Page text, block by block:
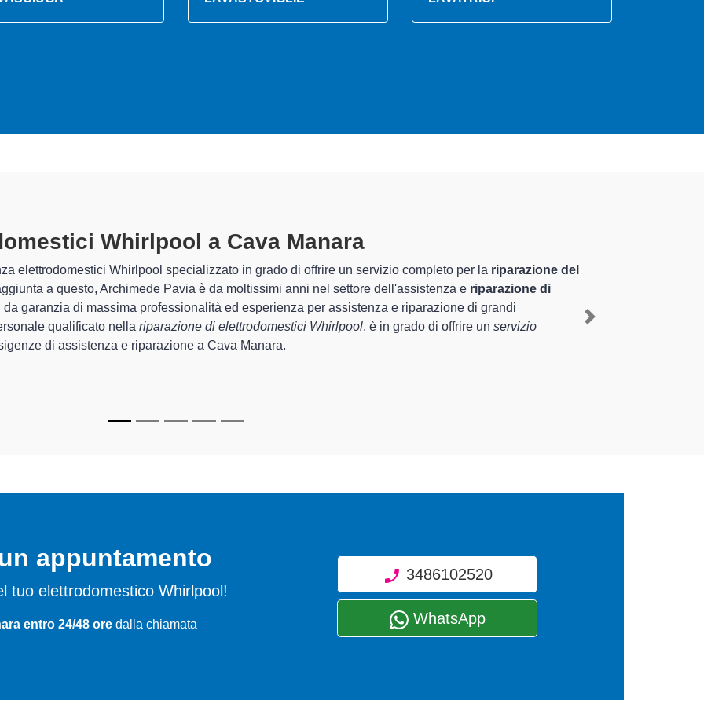
Whirlpool A Cava Manara
Pavia sono in grado di garantire al cliente esperienza pluriennale nel territorio di Cava Manara e provincia
e lariparazione del tuo elettrodomestico Whirlpool a Cava Manara, mediante il ripristino rapido del
di Archimede Pavia sono in grado di fornire interventi di diverse tipologie sugli elettrodomestici da
Next
appuntamento
tuo elettrodomestico Whirlpool!
entro 24/48 oredalla chiamata
3486102520
WhatsApp